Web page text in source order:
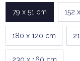
79 x 51 cm 152
180 x 120 cm
230 x 160 cm